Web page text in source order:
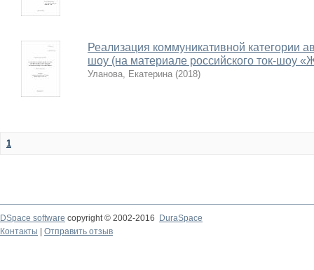
Реализация коммуникативной категории
шоу (на материале российского ток-шоу
Уланова, Екатерина (2018)
1
DSpace software copyright © 2002-2016
DuraSpace
Контакты
Отправить отзыв